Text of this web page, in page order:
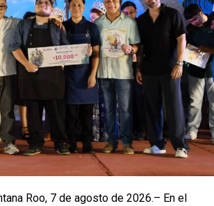
Roo, 7 de agosto de 2026.– En el